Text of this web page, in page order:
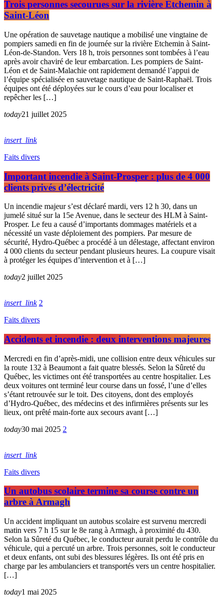
Trois personnes secourues sur la rivière Etchemin à
Saint-Léon
Une opération de sauvetage nautique a mobilisé une vingtaine de
pompiers samedi en fin de journée sur la rivière Etchemin à Saint-
Léon-de-Standon. Vers 18 h, trois personnes sont tombées à l’eau
après avoir chaviré de leur embarcation. Les pompiers de Saint-
Léon et de Saint-Malachie ont rapidement demandé l’appui de
l’équipe spécialisée en sauvetage nautique de Saint-Raphaël. Trois
équipes ont été déployées sur le cours d’eau pour localiser et
repêcher les […]
today21 juillet 2025
insert_link
Faits divers
Important incendie à Saint-Prosper : plus de 4 000
clients privés d’électricité
Un incendie majeur s’est déclaré mardi, vers 12 h 30, dans un
jumelé situé sur la 15e Avenue, dans le secteur des HLM à Saint-
Prosper. Le feu a causé d’importants dommages matériels et a
nécessité un vaste déploiement des pompiers. Par mesure de
sécurité, Hydro-Québec a procédé à un délestage, affectant environ
4 000 clients du secteur pendant plusieurs heures. La coupure visait
à protéger les équipes d’intervention et à […]
today2 juillet 2025
insert_link 2
Faits divers
Accidents et incendie : deux interventions majeures
Mercredi en fin d’après-midi, une collision entre deux véhicules sur
la route 132 à Beaumont a fait quatre blessés. Selon la Sûreté du
Québec, les victimes ont été transportées au centre hospitalier. Les
deux voitures ont terminé leur course dans un fossé, l’une d’elles
s’étant retrouvée sur le toit. Des citoyens, dont des employés
d’Hydro-Québec, des médecins et des infirmières présents sur les
lieux, ont prêté main-forte aux secours avant […]
today30 mai 2025 2
insert_link
Faits divers
Un autobus scolaire termine sa course contre un
arbre à Armagh
Un accident impliquant un autobus scolaire est survenu mercredi
matin vers 7 h 15 sur le 8e rang à Armagh, à proximité du 430.
Selon la Sûreté du Québec, le conducteur aurait perdu le contrôle du
véhicule, qui a percuté un arbre. Trois personnes, soit le conducteur
et deux enfants, ont subi des blessures légères. Ils ont été pris en
charge par les ambulanciers et transportés vers un centre hospitalier.
[…]
today1 mai 2025